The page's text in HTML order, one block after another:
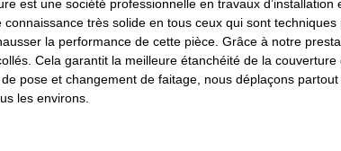
est une société professionnelle en travaux d’installation
très solide en tous ceux qui sont
la performance de cette pièce. Grâce à notre
Cela garantit la meilleure étanchéité de la
pose et changement de faitage, nous déplaçons
les environs.